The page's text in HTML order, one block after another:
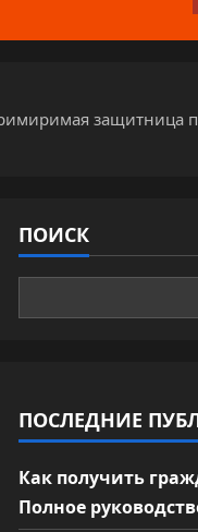
защитница
ПОИСК
ПОСЛЕДНИЕ
Как получить
Полное